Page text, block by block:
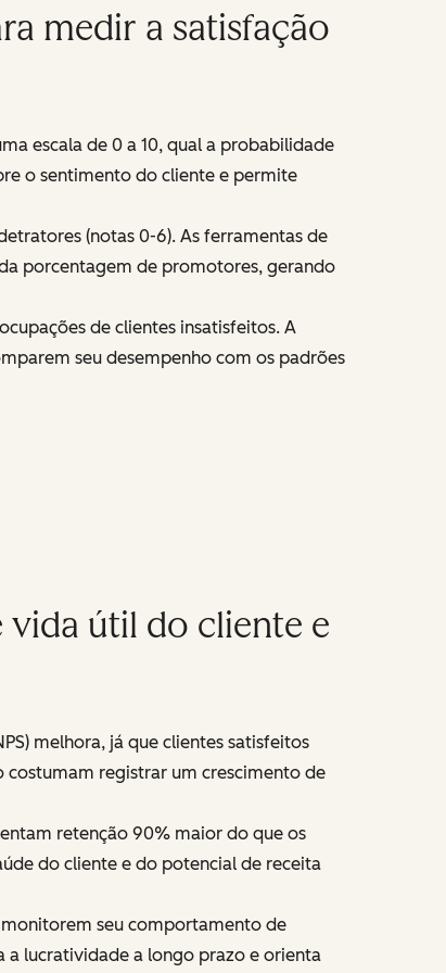
medir a satisfação
escala de 0 a 10, qual a probabilidade
o sentimento do cliente e permite
(notas 0-6). As ferramentas de
porcentagem de promotores, gerando
de clientes insatisfeitos. A
seu desempenho com os padrões
útil do cliente e
melhora, já que clientes satisfeitos
costumam registrar um crescimento de
retenção 90% maior do que os
do cliente e do potencial de receita
monitorem seu comportamento de
a lucratividade a longo prazo e orienta